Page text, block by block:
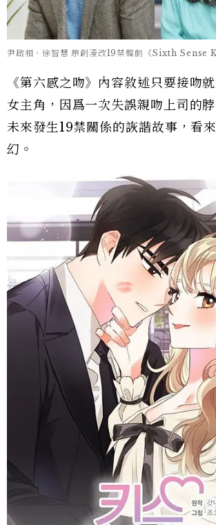
尹啟相、徐智慧 原創漫改19禁韓劇《Sixth Sense
《第六感之吻》內容敘述只要接吻
女主角，因爲一次失誤親吻上司的
未來發生19禁關係的詼諧故事，看
幻。